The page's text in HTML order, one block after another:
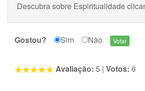
Descubra sobre Espiritualidade
Gostou? Sim Não
Avaliação: 5 | Votos: 6